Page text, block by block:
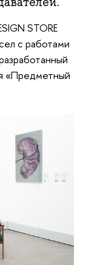
STORE
с работами
«‎Предметный